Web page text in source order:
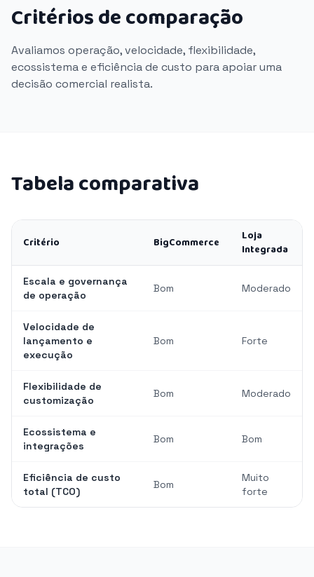
Critérios de comparação
Avaliamos operação, velocidade, flexibilidade,
ecossistema e eficiência de custo para apoiar uma
decisão comercial realista.
Tabela comparativa
Critério BigCommerce
Loja
Integrada
Escala e governança
de operação
Bom Moderado
Velocidade de
lançamento e
execução
Bom Forte
Flexibilidade de
customização
Bom Moderado
Ecossistema e
integrações
Bom Bom
Eficiência de custo
total (TCO)
Bom
Muito
forte